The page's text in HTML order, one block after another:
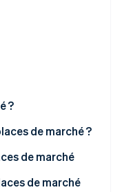
?
de marché ?
de marché
de marché